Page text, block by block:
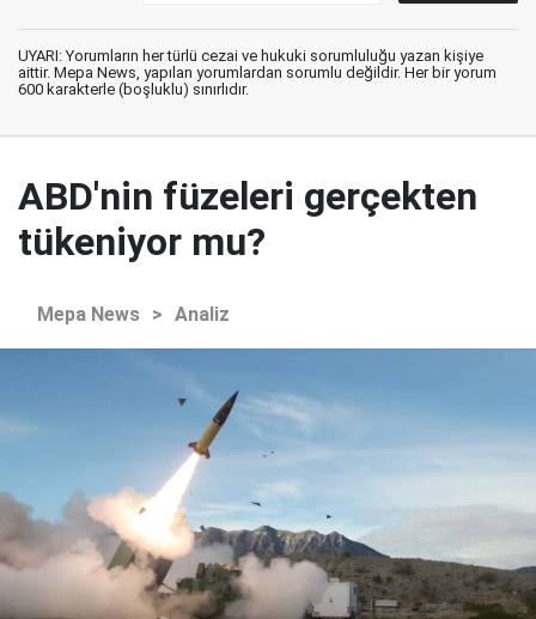
UYARI: Yorumların her türlü cezai ve hukuki sorumluluğu yazan kişiye
aittir. Mepa News, yapılan yorumlardan sorumlu değildir. Her bir yorum
600 karakterle (boşluklu) sınırlıdır.
ABD'nin füzeleri gerçekten
tükeniyor mu?
Mepa News > Analiz